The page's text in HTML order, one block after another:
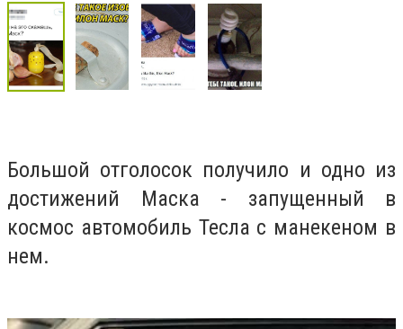
Большой отголосок получило и одно из
достижений Маска - запущенный в
космос автомобиль Тесла с манекеном в
нем.